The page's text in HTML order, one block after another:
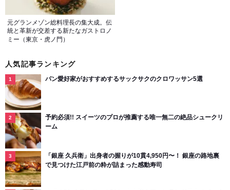
元グランメゾン総料理長の集大成。伝
統と革新が交差する新たなガストロノ
ミー（東京・虎ノ門）
人気記事ランキング
パン愛好家がおすすめするサックサクのクロワッサン5選
予約必須!! スイーツのプロが推薦する唯一無二の絶品シュークリ
ーム
「銀座 久兵衛」出身者の握りが10貫4,950円〜！ 銀座の路地裏
で見つけた江戸前の粋が詰まった感動寿司